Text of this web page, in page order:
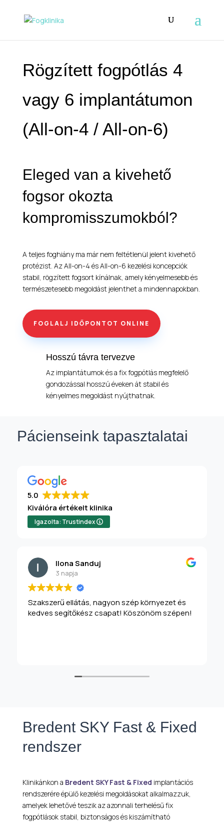
Rögzített fogpótlás 4
vagy 6 implantátumon
(All-on-4 / All-on-6)
Eleged van a kivehető
fogsor okozta
kompromisszumokból?
A teljes foghiány ma már nem feltétlenül jelent kivehető
protézist. Az All-on-4 és All-on-6 kezelési koncepciók
stabil, rögzített fogsort kínálnak, amely kényelmesebb és
természetesebb megoldást jelenthet a mindennapokban.
FOGLALJ IDŐPONTOT ONLINE
Hosszú távra tervezve
Az implantátumok és a fix fogpótlás megfelelő
gondozással hosszú éveken át stabil és
kényelmes megoldást nyújthatnak.
Pácienseink tapasztalatai
5.0
Kiválóra értékelt klinika
Igazolta: Trustindex
Ilona Sanduj
3 napja
Szakszerű ellátás, nagyon szép környezet és
kedves segítőkész csapat! Köszönöm szépen!
Bredent SKY Fast & Fixed
rendszer
Klinikánkon a Bredent SKY Fast & Fixed implantációs
rendszerére épülő kezelési megoldásokat alkalmazzuk,
amelyek lehetővé teszik az azonnali terhelésű fix
fogpótlások stabil, biztonságos és kiszámítható